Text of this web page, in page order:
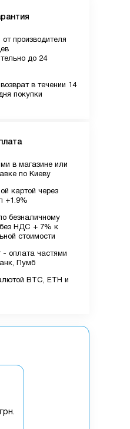
от производителя
до 24
в течении 14
покупки
в магазине или
по Киеву
картой через
+1.9%
безналичному
без НДС + 7% к
стоимости
- оплата частями
Пумб
BTC, ETH и